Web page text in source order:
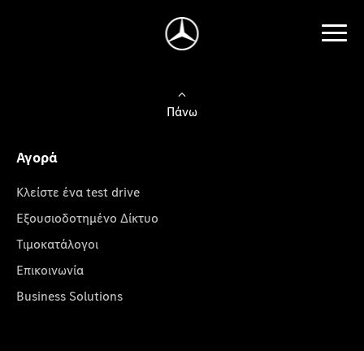
Πάνω
Αγορά
Κλείστε ένα test drive
Εξουσιοδοτημένο Δίκτυο
Τιμοκατάλογοι
Επικοινωνία
Business Solutions